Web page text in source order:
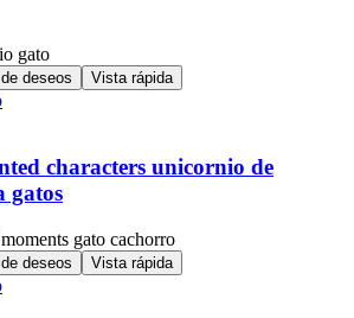
producto
deseos Vista rápida
characters unicornio de
gatos
deseos Vista rápida
Este